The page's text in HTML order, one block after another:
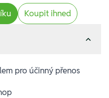
Koupit ihned
pro účinný přenos